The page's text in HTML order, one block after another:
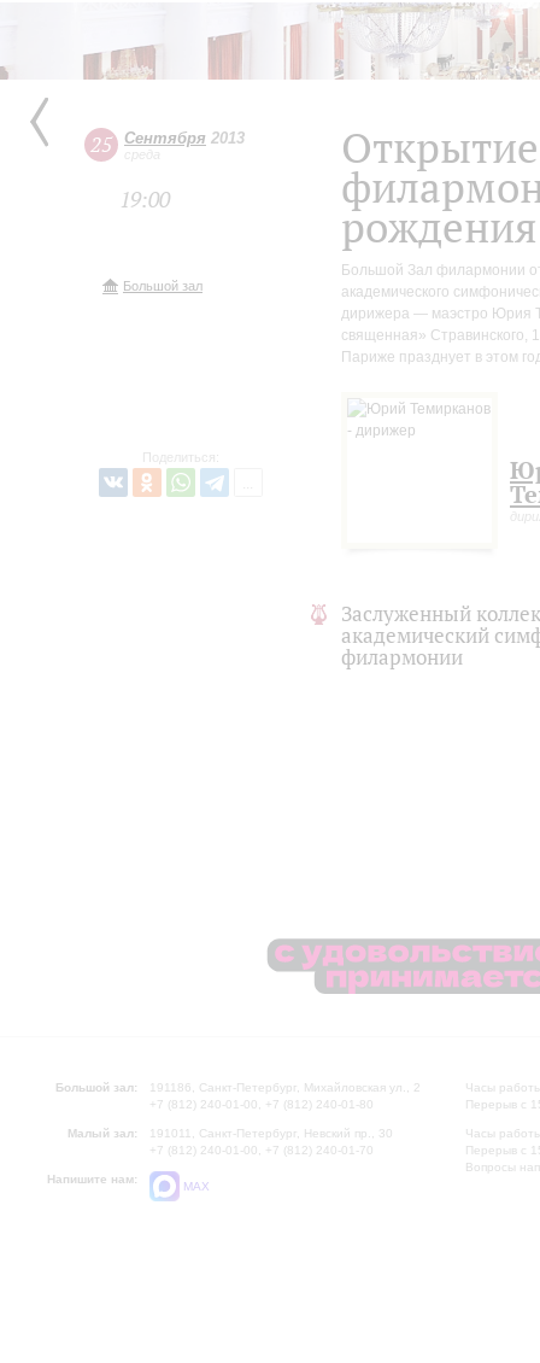
25 Сентября 2013
среда
19:00
Большой зал
Поделиться:
Большой Зал филармонии
академического
дирижера — маэстро Юрия
священная» Стравинского,
Париже празднует в этом
Заслуженный
академический
филармонии
Большой зал:
191186, Санкт-Петербург, Михайловская ул., 2
+7 (812) 240-01-00, +7 (812) 240-01-80
Малый зал:
191011, Санкт-Петербург, Невский пр., 30
+7 (812) 240-01-00, +7 (812) 240-01-70
Напишите нам:
MAX
Часы
Перерыв с
Часы
Перерыв с
Вопросы